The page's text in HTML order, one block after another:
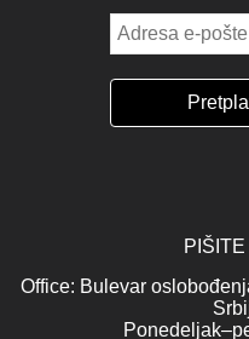
PIŠITE
Office: Bulevar